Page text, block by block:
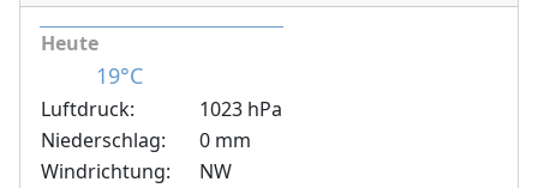
Heute
19°C
Luftdruck:
1023 hPa
Niederschlag:
0 mm
Windrichtung:
NW